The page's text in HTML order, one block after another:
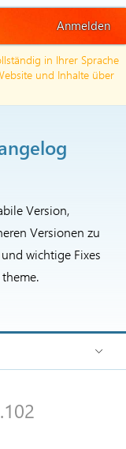
Anmelden
in Ihrer Sprache
und Inhalte über
Version,
Versionen zu
wichtige Fixes